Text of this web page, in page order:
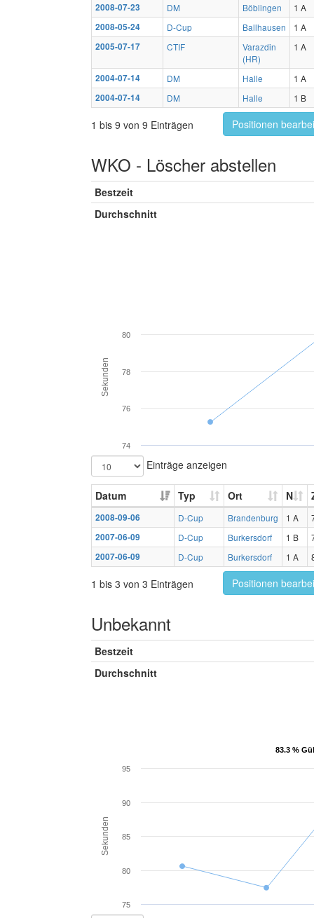
2008-07-23
DM Böblingen
1 A
2008-05-24
D-Cup Ballhausen
1 A
2005-07-17
CTIF
Varazdin
(HR)
1 A
2004-07-14 DM Halle
1 A
2004-07-14
DM Halle 1 B
1 bis 9 von 9 Einträgen Positionen
WKO - Löscher abstellen
Bestzeit
Durchschnitt
Sekunden
74
76
78
80
Einträge anzeigen
Datum Typ Ort N
2008-09-06 D-Cup Brandenburg 1 A
2007-06-09
D-Cup Burkersdorf 1 B
2007-06-09
D-Cup Burkersdorf 1 A
1 bis 3 von 3 Einträgen Positionen
Unbekannt
Bestzeit
Durchschnitt
83.3 %
83.3 %
Sekunden
75
80
85
90
95